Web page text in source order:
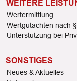
WEITERE
Wertermittlung
Wertgutachten nach
Unterstützung bei
SONSTIGES
Neues & Aktuelles